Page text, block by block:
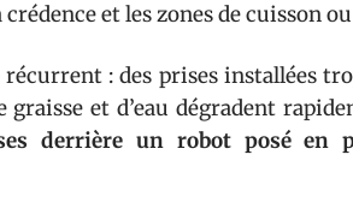
et les zones de cuisson ou
: des prises installées
graisse et d’eau dégradent
derrière un robot posé en